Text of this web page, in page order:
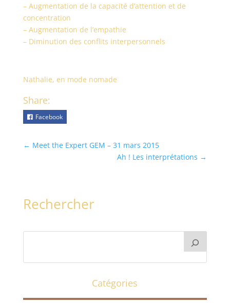
– Augmentation de la capacité d’attention et de
concentration
– Augmentation de l’empathie
– Diminution des conflits interpersonnels
Nathalie, en mode nomade
Share:
Facebook
← Meet the Expert GEM – 31 mars 2015
Ah ! Les interprétations →
Rechercher
Catégories